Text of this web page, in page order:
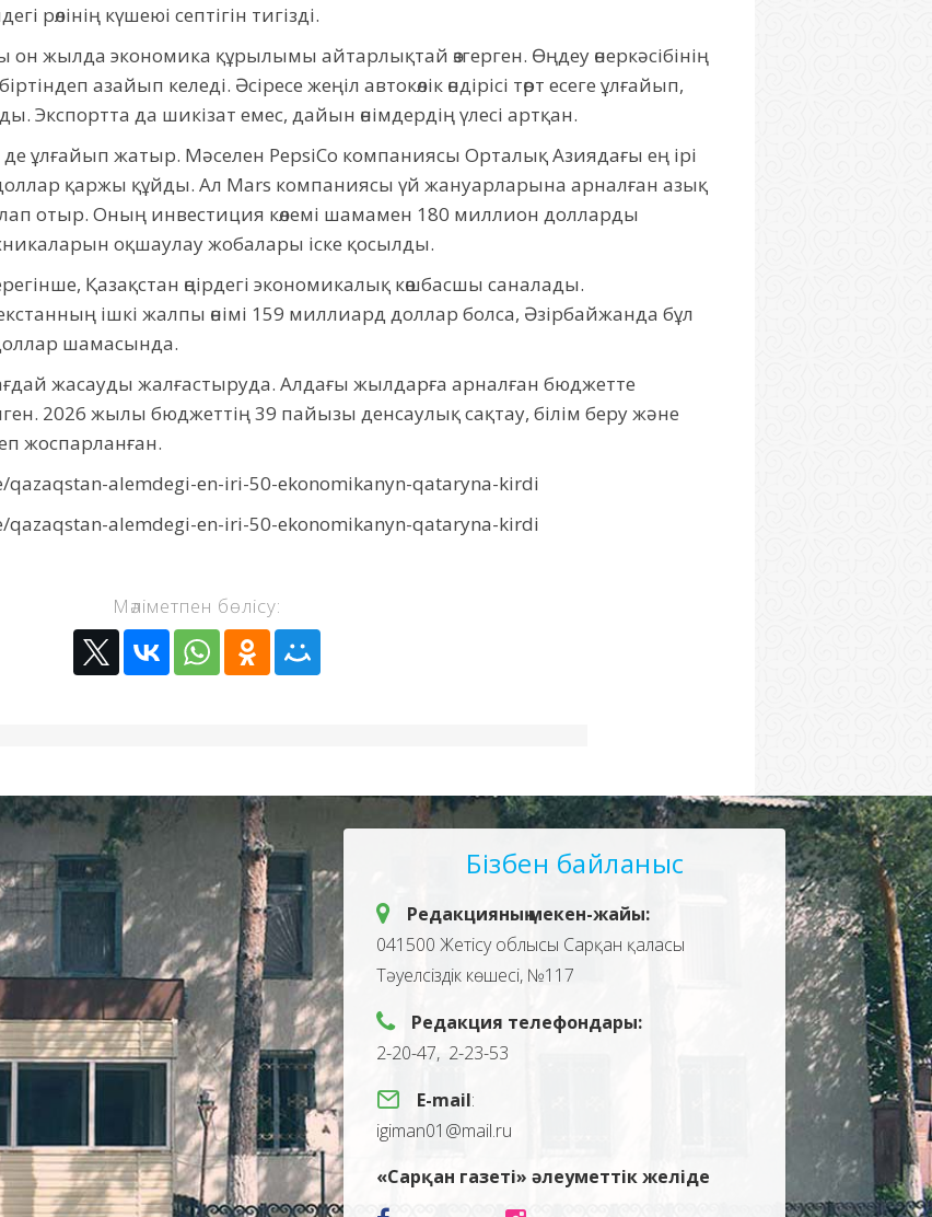
рөлінің күшеюі септігін тигізді.
жылда экономика құрылымы айтарлықтай өзгерген. Өңдеу өнеркәсібінің
азайып келеді. Әсіресе жеңіл автокөлік өндірісі төрт есеге ұлғайып,
Экспортта да шикізат емес, дайын өнімдердің үлесі артқан.
де ұлғайып жатыр. Мәселен PepsiCo компаниясы Орталық Азиядағы ең ірі
қаржы құйды. Ал Mars компаниясы үй жануарларына арналған азық
отыр. Оның инвестиция көлемі шамамен 180 миллион долларды
оқшаулау жобалары іске қосылды.
Қазақстан өңірдегі экономикалық көшбасшы саналады.
ішкі жалпы өнімі 159 миллиард доллар болса, Әзірбайжанда бұл
шамасында.
жасауды жалғастыруда. Алдағы жылдарға арналған бюджетте
2026 жылы бюджеттің 39 пайызы денсаулық сақтау, білім беру және
жоспарланған.
qazaqstan-alemdegi-en-iri-50-ekonomikanyn-qataryna-kirdi
qazaqstan-alemdegi-en-iri-50-ekonomikanyn-qataryna-kirdi
Мәліметпен бөлісу:
Бізбен байланыс
Редакцияның мекен-жайы:
041500 Жетісу облысы Сарқан қаласы
Тәуелсіздік көшесі, №117
Редакция телефондары:
2-20-47, 2-23-53
E-mail:
igiman01@mail.ru
«Сарқан газеті» әлеуметтік желіде